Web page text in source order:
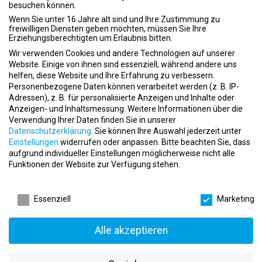
ein schnelles Verständnis des Gutscheinsystems sollten
vorhanden sein.
Die Aufgaben umfassen das Beraten und Informieren der Gäste
sowie das Verkaufen der Gutscheine.
Der Verkaufszeitraum ist vom14. – 24.
Dezember(ausgenommen Sonntag, 18.12.). Die
Standöffnungszeiten sind 10-20 Uhr. Im Idealfall können Sie an
mehreren Tagen arbeiten. Vorab erfolgt eine Einarbeitung, die
vergütet wird. Die Tätigkeit eignet sich auch für Studenten.
Angebot
Schicken Sie bitte Ihre Bewerbung per Email an:
Online-Bewerbungsformular.
besuchen können.
Wenn Sie unter 16 Jahre alt sind und Ihre Zustimmung zu
freiwilligen Diensten geben möchten, müssen Sie Ihre
Erziehungsberechtigten um Erlaubnis bitten.
Wir verwenden Cookies und andere Technologien auf unserer
Website. Einige von ihnen sind essenziell, während andere uns
helfen, diese Website und Ihre Erfahrung zu verbessern.
Personenbezogene Daten können verarbeitet werden (z. B. IP-
Adressen), z. B. für personalisierte Anzeigen und Inhalte oder
Anzeigen- und Inhaltsmessung. Weitere Informationen über die
Verwendung Ihrer Daten finden Sie in unserer
Datenschutzerklärung Sie können Ihre Auswahl jederzeit unter
Einstellungen widerrufen oder anpassen. Bitte beachten Sie, dass
aufgrund individueller Einstellungen möglicherweise nicht alle
Funktionen der Website zur Verfügung stehen.
Essenziell
Marketing
Alle akzeptieren